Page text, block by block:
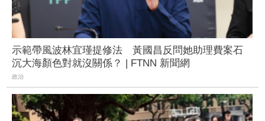
示範帶風波林宜瑾提修法 黃國昌反問她助理費案石
沉大海顏色對就沒關係？ | FTNN 新聞網
政治